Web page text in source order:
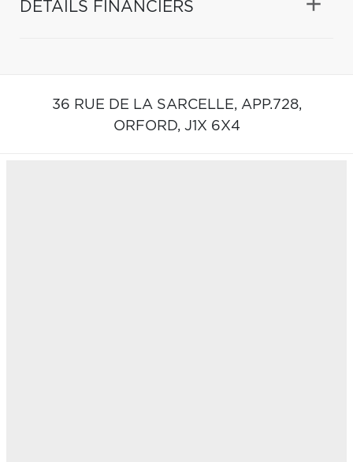
DÉTAILS FINANCIERS
36 RUE DE LA SARCELLE, APP.728,
ORFORD, J1X 6X4